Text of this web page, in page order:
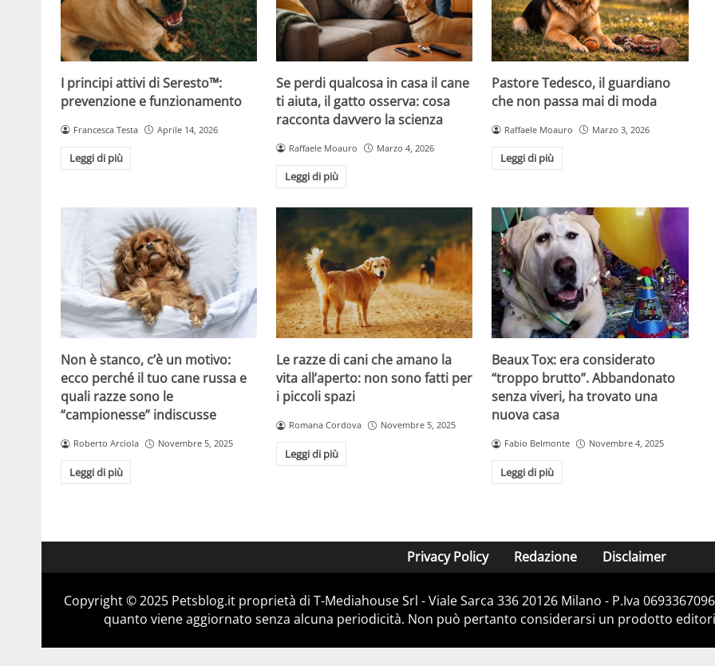
I principi attivi di Seresto™:
prevenzione e funzionamento
Francesca Testa Aprile 14, 2026
Leggi di più
Se perdi qualcosa in casa il cane
ti aiuta, il gatto osserva: cosa
racconta davvero la scienza
Raffaele Moauro Marzo 4, 2026
Leggi di più
Pastore Tedesco, il guardiano
che non passa mai di moda
Raffaele Moauro Marzo 3, 2026
Leggi di più
Non è stanco, c’è un motivo:
ecco perché il tuo cane russa e
quali razze sono le
“campionesse” indiscusse
Roberto Arciola Novembre 5, 2025
Leggi di più
Le razze di cani che amano la
vita all’aperto: non sono fatti per
i piccoli spazi
Romana Cordova Novembre 5, 2025
Leggi di più
Beaux Tox: era considerato
“troppo brutto”. Abbandonato
senza viveri, ha trovato una
nuova casa
Fabio Belmonte Novembre 4, 2025
Leggi di più
Privacy Policy Redazione Disclaimer
Copyright © 2025 Petsblog.it proprietà di T-Mediahouse Srl - Viale Sarca 336 20126 Milano - P.Iva
quanto viene aggiornato senza alcuna periodicità. Non può pertanto considerarsi un prodotto